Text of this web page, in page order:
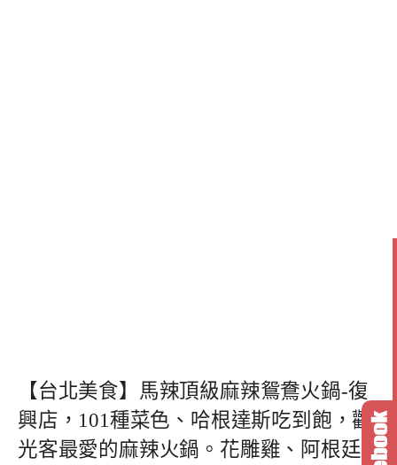
【台北美食】馬辣頂級麻辣鴛鴦火鍋-復
興店，101種菜色、哈根達斯吃到飽，觀
光客最愛的麻辣火鍋。花雕雞、阿根廷